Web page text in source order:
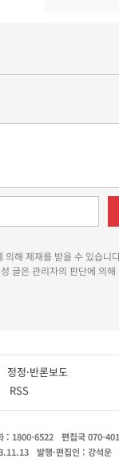
의해 제재를 받을 수 있습니
글은 관리자의 판단에 의해
정정·반론보도
RSS
: 1800-6522 편집국 070-
발행·편집인 : 강석운